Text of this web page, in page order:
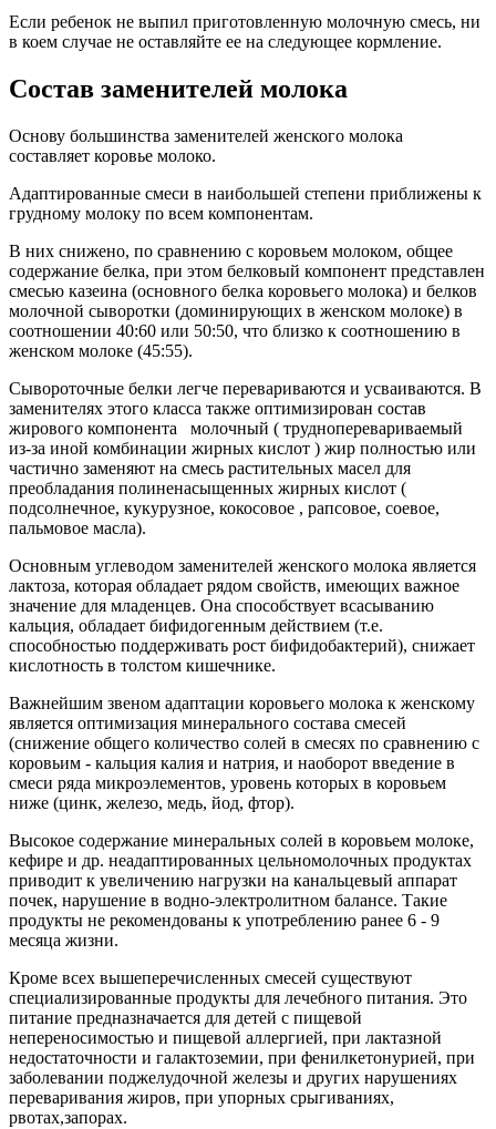
Если ребенок не выпил приготовленную молочную смесь, ни
в коем случае не оставляйте ее на следующее кормление.
Состав заменителей молока
Основу большинства заменителей женского молока
составляет коровье молоко.
Адаптированные смеси в наибольшей степени приближены к
грудному молоку по всем компонентам.
В них снижено, по сравнению с коровьем молоком, общее
содержание белка, при этом белковый компонент представлен
смесью казеина (основного белка коровьего молока) и белков
молочной сыворотки (доминирующих в женском молоке) в
соотношении 40:60 или 50:50, что близко к соотношению в
женском молоке (45:55).
Сывороточные белки легче перевариваются и усваиваются. В
заменителях этого класса также оптимизирован состав
жирового компонента молочный ( трудноперевариваемый
из-за иной комбинации жирных кислот ) жир полностью или
частично заменяют на смесь растительных масел для
преобладания полиненасыщенных жирных кислот (
подсолнечное, кукурузное, кокосовое , рапсовое, соевое,
пальмовое масла).
Основным углеводом заменителей женского молока является
лактоза, которая обладает рядом свойств, имеющих важное
значение для младенцев. Она способствует всасыванию
кальция, обладает бифидогенным действием (т.е.
способностью поддерживать рост бифидобактерий), снижает
кислотность в толстом кишечнике.
Важнейшим звеном адаптации коровьего молока к женскому
является оптимизация минерального состава смесей
(снижение общего количество солей в смесях по сравнению с
коровьим - кальция калия и натрия, и наоборот введение в
смеси ряда микроэлементов, уровень которых в коровьем
ниже (цинк, железо, медь, йод, фтор).
Высокое содержание минеральных солей в коровьем молоке,
кефире и др. неадаптированных цельномолочных продуктах
приводит к увеличению нагрузки на канальцевый аппарат
почек, нарушение в водно-электролитном балансе. Такие
продукты не рекомендованы к употреблению ранее 6 - 9
месяца жизни.
Кроме всех вышеперечисленных смесей существуют
специализированные продукты для лечебного питания. Это
питание предназначается для детей с пищевой
непереносимостью и пищевой аллергией, при лактазной
недостаточности и галактоземии, при фенилкетонурией, при
заболевании поджелудочной железы и других нарушениях
переваривания жиров, при упорных срыгиваниях,
рвотах,запорах.